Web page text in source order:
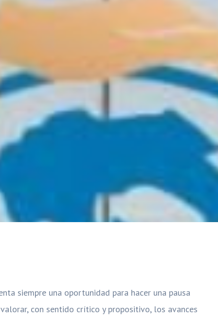
siempre una oportunidad para hacer una pausa
con sentido crítico y propositivo, los avances